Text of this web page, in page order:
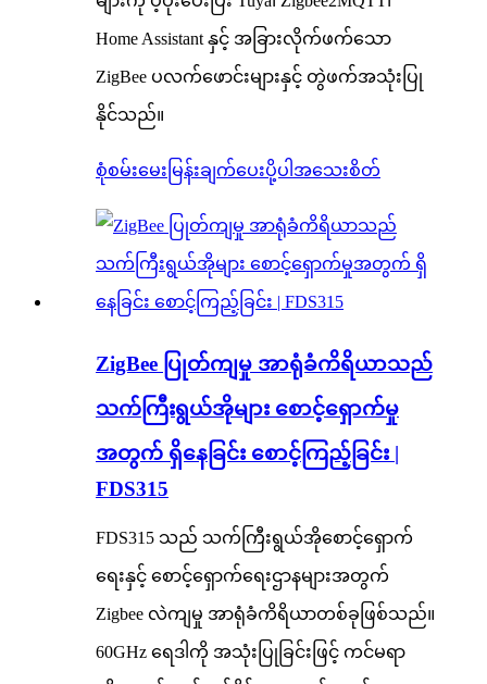
Home Assistant နှင့် အခြားလိုက်ဖက်သော
ZigBee ပလက်ဖောင်းများနှင့် တွဲဖက်အသုံးပြု
နိုင်သည်။
စုံစမ်းမေးမြန်းချက်ပေးပို့ပါ အသေးစိတ်
ZigBee ပြုတ်ကျမှု အာရုံခံကိရိယာသည်
သက်ကြီးရွယ်အိုများ စောင့်ရှောက်မှု
အတွက် ရှိနေခြင်း စောင့်ကြည့်ခြင်း |
FDS315
FDS315 သည် သက်ကြီးရွယ်အိုစောင့်ရှောက်
ရေးနှင့် စောင့်ရှောက်ရေးဌာနများအတွက်
Zigbee လဲကျမှု အာရုံခံကိရိယာတစ်ခုဖြစ်သည်။
60GHz ရေဒါကို အသုံးပြုခြင်းဖြင့် ကင်မရာ